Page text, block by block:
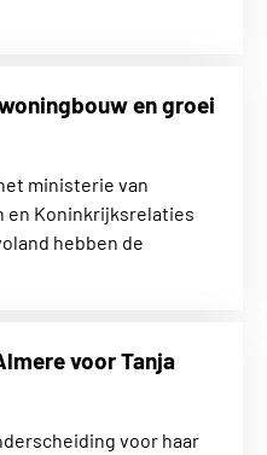
en groei
ministerie van
en Koninkrijksrelaties
hebben de
voor Tanja
voor haar